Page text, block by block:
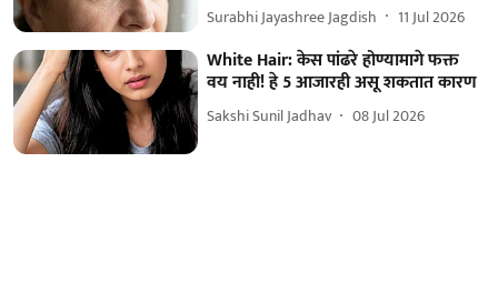
Surabhi Jayashree Jagdish 11 Jul 2026
White Hair: केस पांढरे होण्यामागे फक्त
वय नाही! हे 5 आजारही असू शकतात कारण
Sakshi Sunil Jadhav 08 Jul 2026